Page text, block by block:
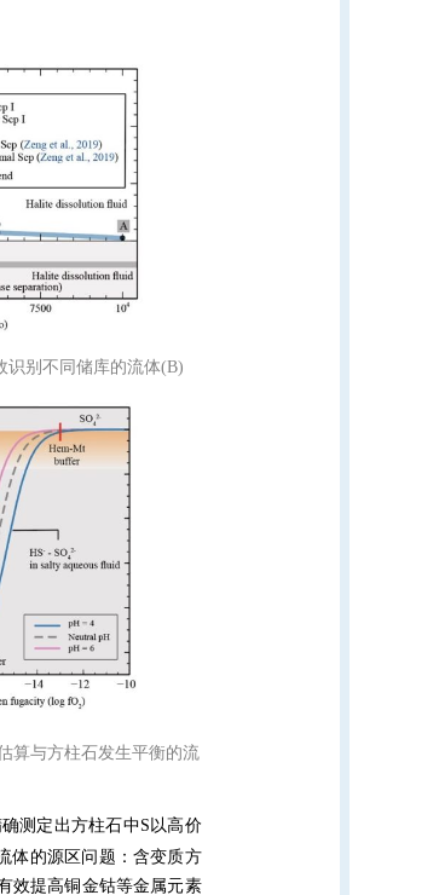
识别不同储库的流体(B)
算与方柱石发生平衡的流
确测定出方柱石中S 以高价
体的源区问题：含变质方
效提高铜金钴等金属元素